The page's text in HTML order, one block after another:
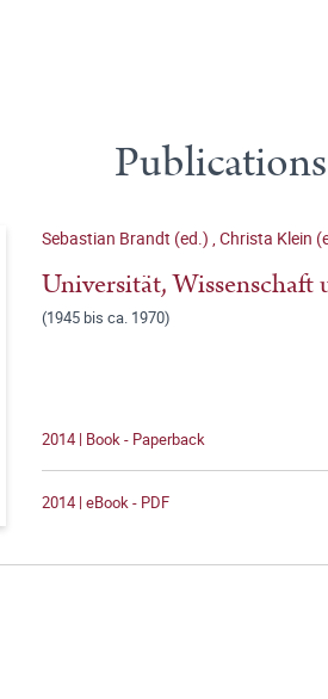
Sebastian Brandt (ed.) ,Christa Klein
Universität,
(1945 bis ca. 1970)
2014 | Book - Paperback
2014 | eBook - PDF